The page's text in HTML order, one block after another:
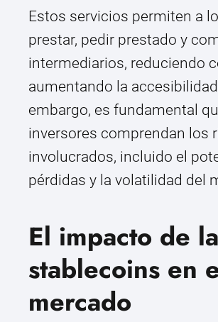
Estos servicios permiten a
prestar, pedir prestado y
intermediarios, reduciendo
aumentando la
embargo, es fundamental
inversores comprendan los
involucrados, incluido el
pérdidas y la volatilidad del
El impacto de
stablecoins en
mercado